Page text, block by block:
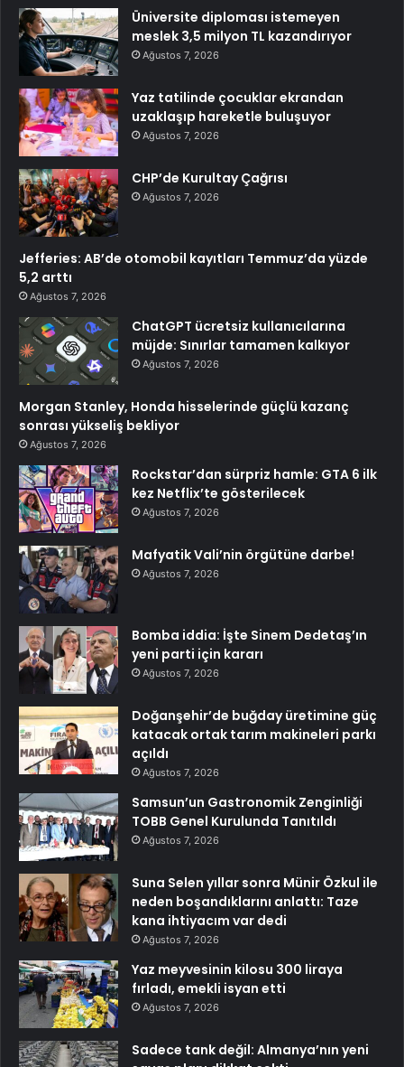
Üniversite diploması istemeyen
meslek 3,5 milyon TL kazandırıyor
Ağustos 7, 2026
Yaz tatilinde çocuklar ekrandan
uzaklaşıp hareketle buluşuyor
Ağustos 7, 2026
CHP’de Kurultay Çağrısı
Ağustos 7, 2026
Jefferies: AB’de otomobil kayıtları Temmuz’da yüzde
5,2 arttı
Ağustos 7, 2026
ChatGPT ücretsiz kullanıcılarına
müjde: Sınırlar tamamen kalkıyor
Ağustos 7, 2026
Morgan Stanley, Honda hisselerinde güçlü kazanç
sonrası yükseliş bekliyor
Ağustos 7, 2026
Rockstar’dan sürpriz hamle: GTA 6 ilk
kez Netflix’te gösterilecek
Ağustos 7, 2026
Mafyatik Vali’nin örgütüne darbe!
Ağustos 7, 2026
Bomba iddia: İşte Sinem Dedetaş’ın
yeni parti için kararı
Ağustos 7, 2026
Doğanşehir’de buğday üretimine güç
katacak ortak tarım makineleri parkı
açıldı
Ağustos 7, 2026
Samsun’un Gastronomik Zenginliği
TOBB Genel Kurulunda Tanıtıldı
Ağustos 7, 2026
Suna Selen yıllar sonra Münir Özkul ile
neden boşandıklarını anlattı: Taze
kana ihtiyacım var dedi
Ağustos 7, 2026
Yaz meyvesinin kilosu 300 liraya
fırladı, emekli isyan etti
Ağustos 7, 2026
Sadece tank değil: Almanya’nın yeni